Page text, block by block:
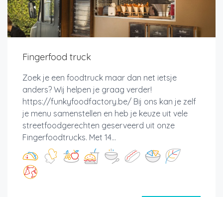
Fingerfood truck
Zoek je een foodtruck maar dan net ietsje
anders? Wij helpen je graag verder!
https://funkyfoodfactory.be/ Bij ons kan je zelf
je menu samenstellen en heb je keuze uit vele
streetfoodgerechten geserveerd uit onze
Fingerfoodtrucks. Met 14...